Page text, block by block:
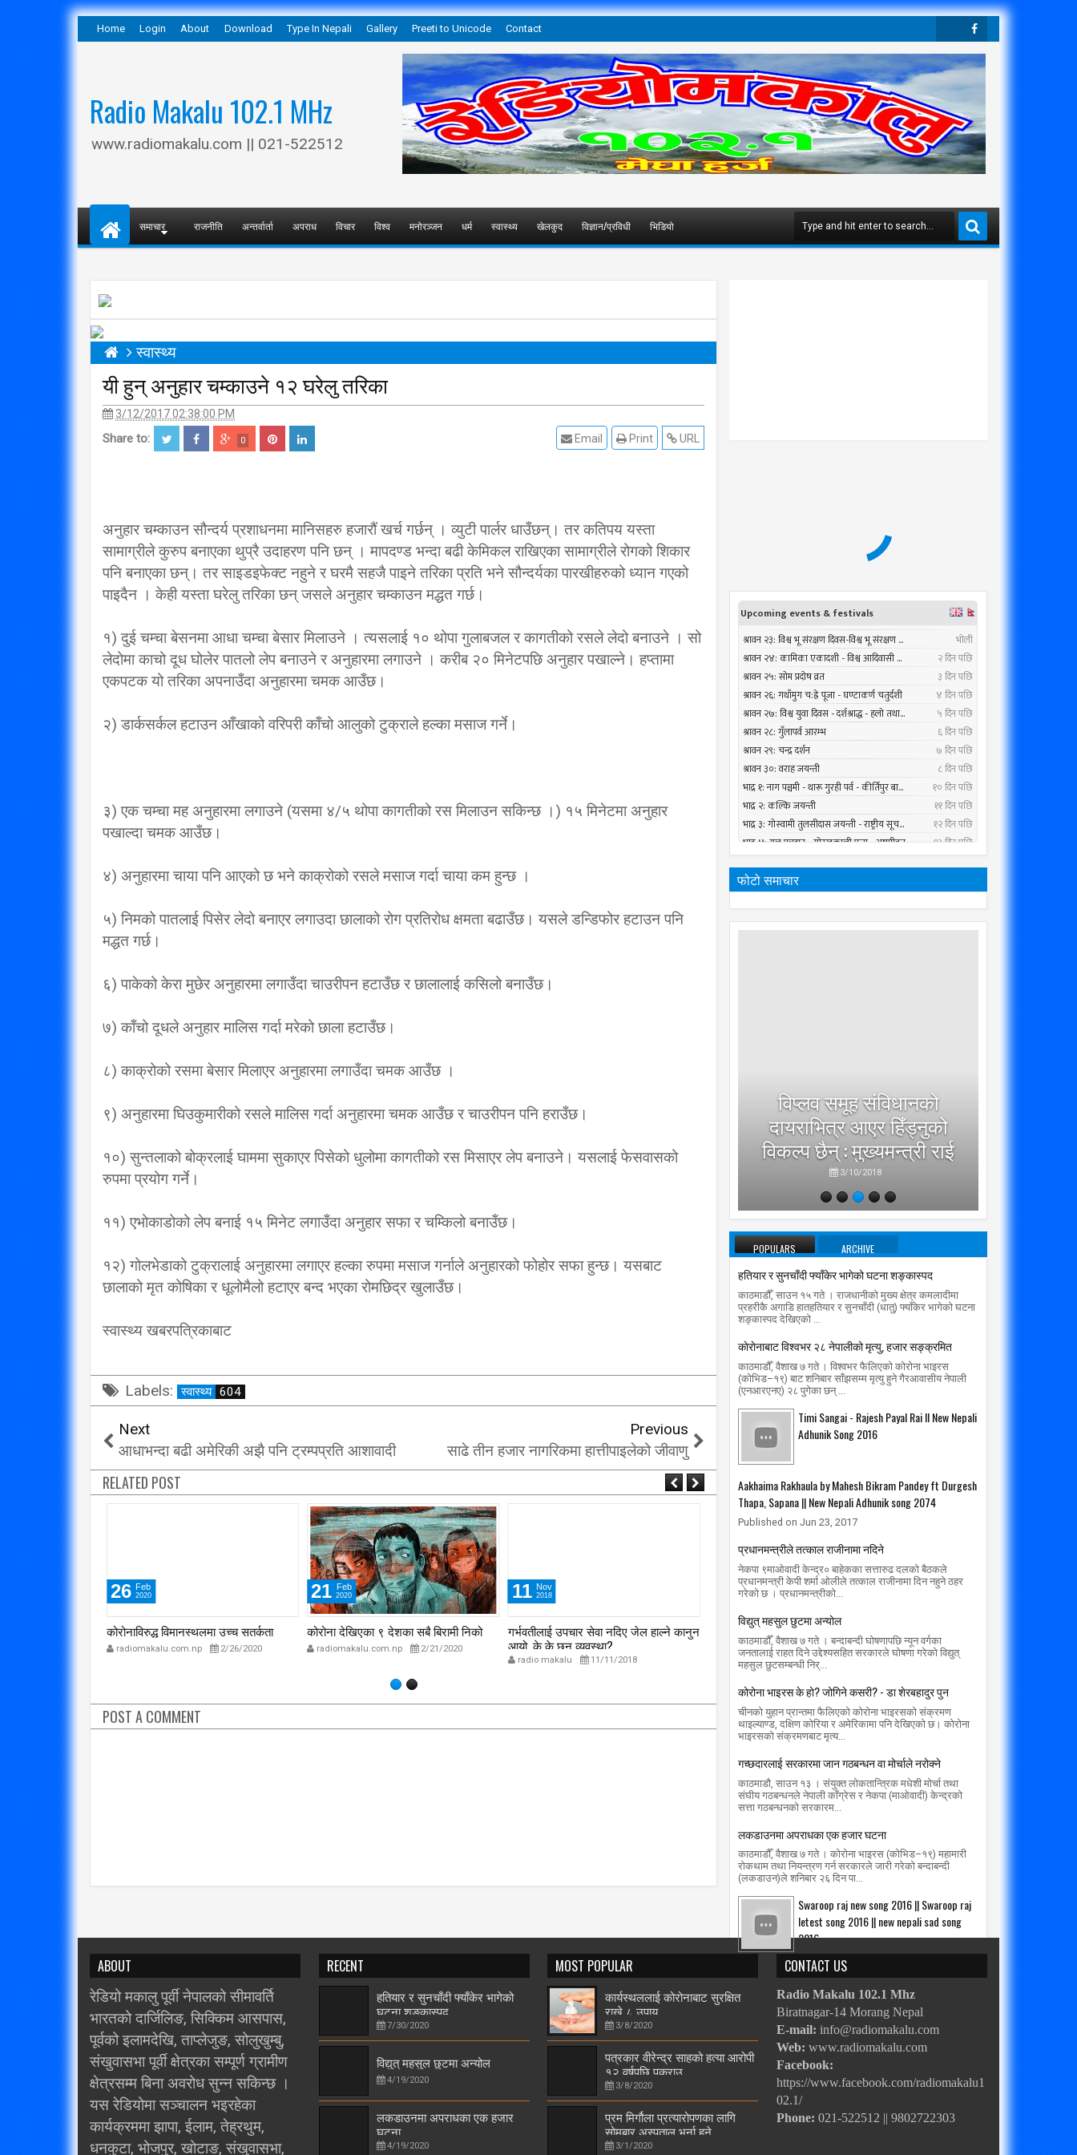
Home Login About Download Type In Nepali Gallery Preeti to Unicode Contact
Face
K
Twit
Radio Makalu 102.1 MHz
www.radiomakalu.com || 021-522512
समाचार राजनीति अन्तर्वार्ता अपराध विचार विश्व मनोरञ्जन धर्म स्वास्थ्य खेलकुद विज्ञान/प्रविधी भिडियो
स्वास्थ्य
यी हुन् अनुहार चम्काउने १२ घरेलु तरिका
3/12/2017 02:38:00 PM
Share to: 0 URL
Print
Email
अनुहार चम्काउन सौन्दर्य प्रशाधनमा मानिसहरु हजारौं खर्च गर्छन् । व्युटी पार्लर धाउँछन्। तर कतिपय यस्ता
सामाग्रीले कुरुप बनाएका थुप्रै उदाहरण पनि छन् । मापदण्ड भन्दा बढी केमिकल राखिएका सामाग्रीले रोगको शिकार
पनि बनाएका छन्। तर साइडइफेक्ट नहुने र घरमै सहजै पाइने तरिका प्रति भने सौन्दर्यका पारखीहरुको ध्यान गएको
पाइदैन । केही यस्ता घरेलु तरिका छन् जसले अनुहार चम्काउन मद्धत गर्छ।
१) दुई चम्चा बेसनमा आधा चम्चा बेसार मिलाउने । त्यसलाई १० थोपा गुलाबजल र कागतीको रसले लेदो बनाउने । सो
लेदोमा काचो दूध घोलेर पातलो लेप बनाउने र अनुहारमा लगाउने । करीब २० मिनेटपछि अनुहार पखाल्ने। हप्तामा
एकपटक यो तरिका अपनाउँदा अनुहारमा चमक आउँछ।
२) डार्कसर्कल हटाउन आँखाको वरिपरी काँचो आलुको टुक्राले हल्का मसाज गर्ने।
३) एक चम्चा मह अनुहारमा लगाउने (यसमा ४/५ थोपा कागतीको रस मिलाउन सकिन्छ ।) १५ मिनेटमा अनुहार
पखाल्दा चमक आउँछ।
४) अनुहारमा चाया पनि आएको छ भने काक्रोको रसले मसाज गर्दा चाया कम हुन्छ ।
५) निमको पातलाई पिसेर लेदो बनाएर लगाउदा छालाको रोग प्रतिरोध क्षमता बढाउँछ। यसले डन्डिफोर हटाउन पनि
मद्धत गर्छ।
६) पाकेको केरा मुछेर अनुहारमा लगाउँदा चाउरीपन हटाउँछ र छालालाई कसिलो बनाउँछ।
७) काँचो दूधले अनुहार मालिस गर्दा मरेको छाला हटाउँछ।
८) काक्रोको रसमा बेसार मिलाएर अनुहारमा लगाउँदा चमक आउँछ ।
९) अनुहारमा घिउकुमारीको रसले मालिस गर्दा अनुहारमा चमक आउँछ र चाउरीपन पनि हराउँछ।
१०) सुन्तलाको बोक्रलाई घाममा सुकाएर पिसेको धुलोमा कागतीको रस मिसाएर लेप बनाउने। यसलाई फेसवासको
रुपमा प्रयोग गर्ने।
११) एभोकाडोको लेप बनाई १५ मिनेट लगाउँदा अनुहार सफा र चम्किलो बनाउँछ।
१२) गोलभेडाको टुक्रालाई अनुहारमा लगाएर हल्का रुपमा मसाज गर्नाले अनुहारको फोहोर सफा हुन्छ। यसबाट
छालाको मृत कोषिका र धूलोमैलो हटाएर बन्द भएका रोमछिद्र खुलाउँछ।
स्वास्थ्य खबरपत्रिकाबाट
Labels: स्वास्थ्य 604
Next
आधाभन्दा बढी अमेरिकी अझै पनि ट्रम्पप्रति आशावादी
Previous
साढे तीन हजार नागरिकमा हात्तीपाइलेको जीवाणु
RELATED POST
कोरोनाविरुद्ध विमानस्थलमा उच्च सतर्कता
radiomakalu.com.np 2/26/2020
कोरोना देखिएका ९ देशका सबै बिरामी निको
radiomakalu.com.np 2/21/2020
11 Nov
2018
गर्भवतीलाई उपचार सेवा नदिए जेल हाल्ने कानुन
आयो, के के छन् व्यवस्था?
radio makalu 11/11/2018
बालबालिका र किशोरकिशोरीमा मोटोपना
विश्वव्यापीरुपमा बढ्दै
11/11/2018
08 Mar
कार्यस्थललाई कोरोनाबाट सुरक्षित राख्ने ८ उपाय
radiomakalu.com.np
POST A COMMENT
फोटो समाचार
‘कम्युनिस्टको खोल ओढेका
पुराना पार्टीहरु चक्रपथमा
जति घुमे पनि कहिँ पुग्दैनन्’
2/21/2018
प्रतिपक्षबिनाको सदन हुँदैन–
उपनेता गच्छदार
विप्लव समूह संविधानको
दायराभित्र आएर हिँड्नुको
विकल्प छैन् : मुख्यमन्त्री राई
3/10/2018
POPULARS ARCHIVE
हतियार र सुनचाँदी फ्याँकेर भागेको घटना शङ्कास्पद
काठमाडौँ, साउन १५ गते । राजधानीको मुख्य क्षेत्र कमलादीमा
प्रहरीकै अगाडि हातहतियार र सुनचाँदी (धातु) फ्याँकेर भागेको घटना
शङ्कास्पद देखिएको ...
काेराेनाबाट विश्वभर २८ नेपालीको मृत्यु, हजार सङ्क्रमित
काठमाडौँ, वैशाख ७ गते । विश्वभर फैलिएको कोरोना भाइरस
(कोभिड–१९) बाट शनिबार साँझसम्म मृत्यु हुने गैरआवासीय नेपाली
(एनआरएनए) २८ पुगेका छन् ...
Timi Sangai - Rajesh Payal Rai ll New Nepali
Adhunik Song 2016
Aakhaima Rakhaula by Mahesh Bikram Pandey ft Durgesh
Thapa, Sapana || New Nepali Adhunik song 2074
Published on Jun 23, 2017
प्रधानमन्त्रीले तत्काल राजीनामा नदिने
नेकपा ९माओवादी केन्द्र० बाहेकका सत्तारुढ दलको बैठकले
प्रधानमन्त्री केपी शर्मा ओलीले तत्काल राजीनामा दिन नहुने ठहर
गरेको छ । प्रधानमन्त्रीको...
विद्युत् महसुल छुटमा अन्योल
काठमाडौँ, वैशाख ७ गते । बन्दाबन्दी घोषणापछि न्यून वर्गका
जनतालाई राहत दिने उद्देश्यसहित सरकारले घोषणा गरेको विद्युत्
महसुल छुटसम्बन्धी निर्...
कोरोना भाइरस के हो? जोगिने कसरी? - डा शेरबहादुर पुन
चीनको युहान प्रान्तमा फैलिएको कोरोना भाइरसको संक्रमण
थाइल्याण्ड, दक्षिण कोरिया र अमेरिकामा पनि देखिएको छ। कोरोना
भाइरसको संक्रमणबाट मृत्य...
गच्छदारलाई सरकारमा जान गठबन्धन वा मोर्चाले नरोक्ने
काठमाडौ, साउन १३ । संयुक्त लोकतान्त्रिक मधेशी मोर्चा तथा
संघीय गठबन्धनले नेपाली काँग्रेस र नेकपा (माओवादी) केन्द्रको
सत्ता गठबन्धनको सरकारम...
लकडाउनमा अपराधका एक हजार घटना
काठमाडौँ, वैशाख ७ गते । कोरोना भाइरस (कोभिड–१९) महामारी
रोकथाम तथा नियन्त्रण गर्न सरकारले जारी गरेको बन्दाबन्दी
(लकडाउन)ले शनिबार २६ दिन पा...
Swaroop raj new song 2016 || Swaroop raj
letest song 2016 || new nepali sad song
2016
ABOUT
रेडियो मकालु पूर्वी नेपालको सीमावर्ति
भारतको दार्जिलिङ, सिक्किम आसपास,
पूर्वको इलामदेखि, ताप्लेजुङ, सोलुखुम्बु,
संखुवासभा पूर्वी क्षेत्रका सम्पूर्ण ग्रामीण
क्षेत्रसम्म बिना अवरोध सुन्न सकिन्छ ।
यस रेडियोमा सञ्चालन भइरहेका
कार्यक्रममा झापा, ईलाम, तेह्रथुम,
धनकुटा, भोजपुर, खोटाङ, संखुवासभा,
RECENT
हतियार र सुनचाँदी फ्याँकेर भागेको
घटना शङ्कास्पद
7/30/2020
विद्युत् महसुल छुटमा अन्योल
4/19/2020
लकडाउनमा अपराधका एक हजार
घटना
4/19/2020
MOST POPULAR
कार्यस्थललाई कोरोनाबाट सुरक्षित
राख्ने ८ उपाय
3/8/2020
पत्रकार वीरेन्द्र साहको हत्या आरोपी
१२ वर्षपछि पक्राउ
3/8/2020
प्रम मिर्गौला प्रत्यारोपणका लागि
सोमबार अस्पताल भर्ना हुने
3/1/2020
CONTACT US
Radio Makalu 102.1 Mhz
Biratnagar-14 Morang Nepal
E-mail: info@radiomakalu.com
Web: www.radiomakalu.com
Facebook:
https://www.facebook.com/radiomakalu1
02.1/
Phone: 021-522512 || 9802722303